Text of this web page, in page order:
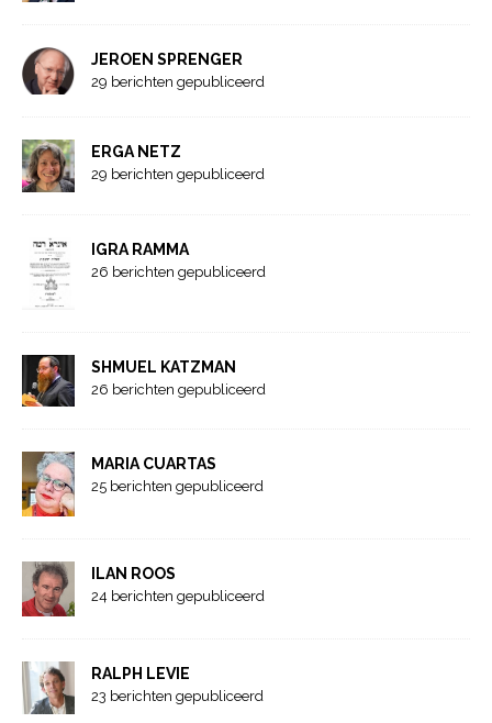
JEROEN SPRENGER
29 berichten gepubliceerd
ERGA NETZ
29 berichten gepubliceerd
IGRA RAMMA
26 berichten gepubliceerd
SHMUEL KATZMAN
26 berichten gepubliceerd
MARIA CUARTAS
25 berichten gepubliceerd
ILAN ROOS
24 berichten gepubliceerd
RALPH LEVIE
23 berichten gepubliceerd